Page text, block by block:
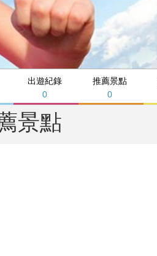
出遊紀錄
0
推薦景點
0
景點